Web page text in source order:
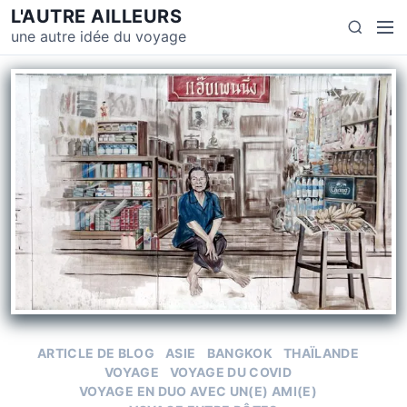
L'AUTRE AILLEURS
une autre idée du voyage
ARTICLE DE BLOG ASIE BANGKOK
THAÏLANDE
VOYAGE
VOYAGE DU COVID
VOYAGE EN DUO AVEC UN(E) AMI(E)